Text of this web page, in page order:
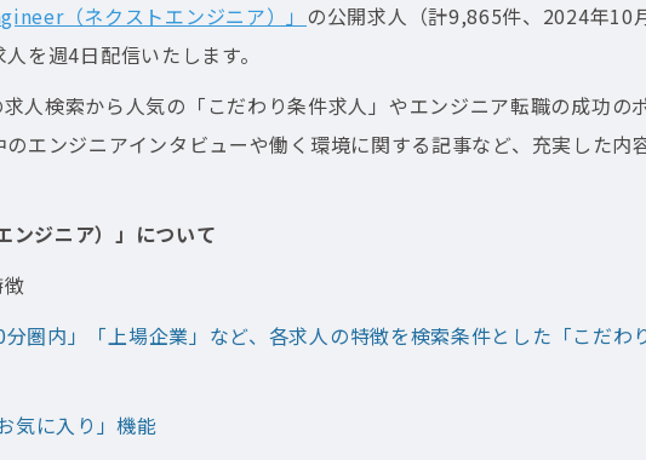
（ネクストエンジニア）」 の公開求人（計9,865件、2024年10
を週4日配信いたします。
人検索から人気の「こだわり条件求人」やエンジニア転職の成功の
エンジニアインタビューや働く環境に関する記事など、充実した内
ジニア）」について
圏内」「上場企業」など、各求人の特徴を検索条件とした「こだわ
気に入り」機能